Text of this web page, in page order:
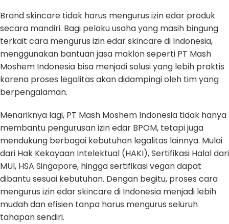
Brand skincare tidak harus mengurus izin edar produk
secara mandiri. Bagi pelaku usaha yang masih bingung
terkait cara mengurus izin edar skincare di Indonesia,
menggunakan bantuan jasa maklon seperti PT Mash
Moshem Indonesia bisa menjadi solusi yang lebih praktis
karena proses legalitas akan didampingi oleh tim yang
berpengalaman.
Menariknya lagi, PT Mash Moshem Indonesia tidak hanya
membantu pengurusan izin edar BPOM, tetapi juga
mendukung berbagai kebutuhan legalitas lainnya. Mulai
dari Hak Kekayaan Intelektual (HAKI), Sertifikasi Halal dari
MUI, HSA Singapore, hingga sertifikasi vegan dapat
dibantu sesuai kebutuhan. Dengan begitu, proses cara
mengurus izin edar skincare di Indonesia menjadi lebih
mudah dan efisien tanpa harus mengurus seluruh
tahapan sendiri.